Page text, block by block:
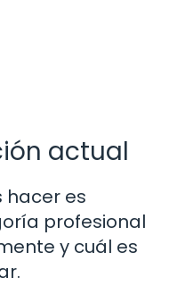
actual
hacer es
profesional
y cuál es